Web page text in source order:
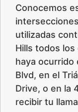
Conocemos
utilizadas
Hills todos los
haya ocurrido
Blvd, en el
Drive, o en la
recibir tu